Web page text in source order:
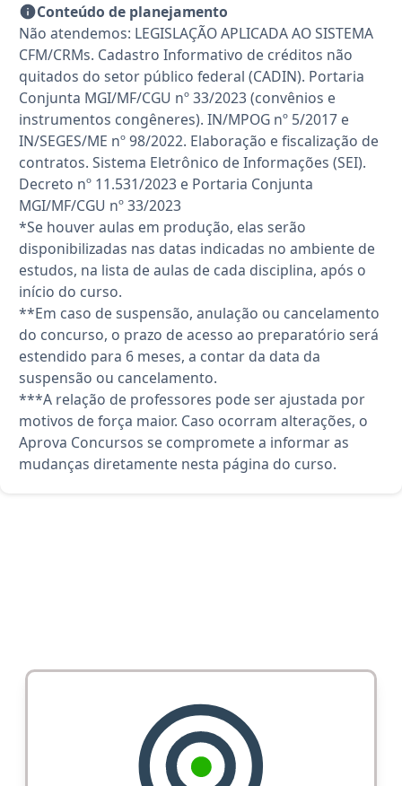
Conteúdo de planejamento
Não atendemos: LEGISLAÇÃO APLICADA AO SISTEMA
CFM/CRMs. Cadastro Informativo de créditos não
quitados do setor público federal (CADIN). Portaria
Conjunta MGI/MF/CGU nº 33/2023 (convênios e
instrumentos congêneres). IN/MPOG nº 5/2017 e
IN/SEGES/ME nº 98/2022. Elaboração e fiscalização de
contratos. Sistema Eletrônico de Informações (SEI).
Decreto nº 11.531/2023 e Portaria Conjunta
MGI/MF/CGU nº 33/2023
*Se houver aulas em produção, elas serão
disponibilizadas nas datas indicadas no ambiente de
estudos, na lista de aulas de cada disciplina, após o
início do curso.
**Em caso de suspensão, anulação ou cancelamento
do concurso, o prazo de acesso ao preparatório será
estendido para 6 meses, a contar da data da
suspensão ou cancelamento.
***A relação de professores pode ser ajustada por
motivos de força maior. Caso ocorram alterações, o
Aprova Concursos se compromete a informar as
mudanças diretamente nesta página do curso.